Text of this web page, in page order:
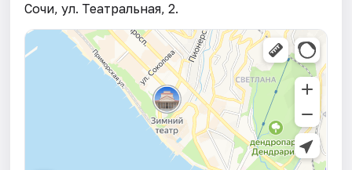
Сочи, ул. Театральная, 2.